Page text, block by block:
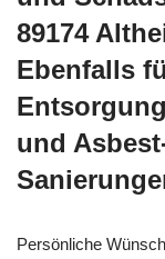
89174
Ebenfalls
und
Persönliche